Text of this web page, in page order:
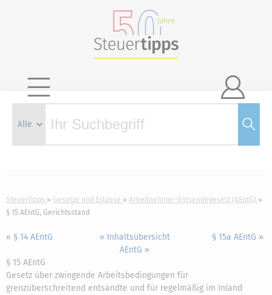

Steuertipps Gesetze und Erlasse
Arbeitnehmer-Entsendegesetz (AEntG)
§ 15 AEntG, Gerichtsstand
« § 14 AEntG
« Inhaltsübersicht
AEntG »
§ 15a AEntG »
§ 15 AEntG
Gesetz über zwingende Arbeitsbedingungen für
grenzüberschreitend entsandte und für regelmäßig im Inland